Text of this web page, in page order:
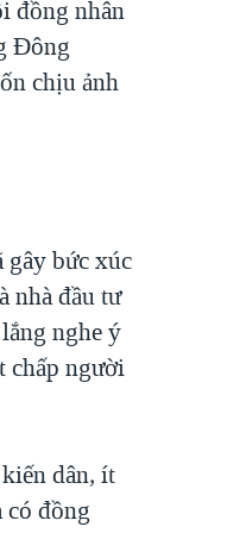
đồng nhân
Đông
chịu ảnh
gây bức xúc
nhà đầu tư
nghe ý
chấp người
dân, ít
có đồng